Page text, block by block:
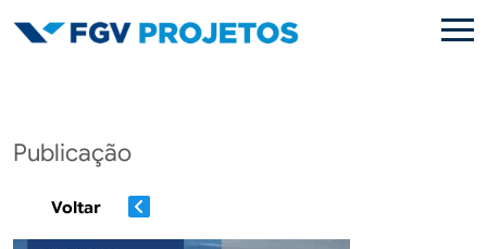
Publicação
Voltar